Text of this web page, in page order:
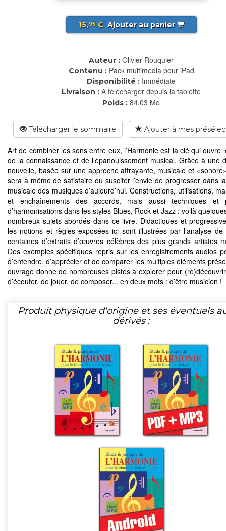
15,95€ Ajouter au panier
Auteur : Olivier Rouquier
Contenu : Pack multimedia pour iPad
Disponibilité : Immédiate
Livraison : A télécharger depuis la tablette
Poids : 84.03 Mo
Télécharger le sommaire Ajouter à mes
Art de combiner les sons entre eux, l’Harmonie est la clé qui ouvre
de la connaissance et de l’épanouissement musical. Grâce à une
nouvelle, basée sur une approche attrayante, musicale et
sera à même de satisfaire ou susciter l’envie de progresser dans
musicale des musiques d’aujourd’hui. Constructions, utilisations,
et enchaînements des accords, mais aussi techniques et
d’harmonisations dans les styles Blues, Rock et Jazz : voilà
nombreux sujets abordés dans ce livre. Didactiques et
les notions et règles exposées ici sont illustrées par l’analyse de
centaines d’extraits d’œuvres célèbres des plus grands artistes
Des exemples spécifiques repris sur les enregistrements audios
d’entendre, d’apprécier et de comparer les multiples éléments
ouvrage donne de nombreuses pistes à explorer pour
d’écouter, de jouer, de composer... en deux mots : d’être musicien !
Produit physique d'origine et ses éventuels
dérivés :